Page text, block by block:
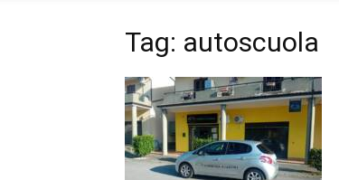
Tag: autoscuola